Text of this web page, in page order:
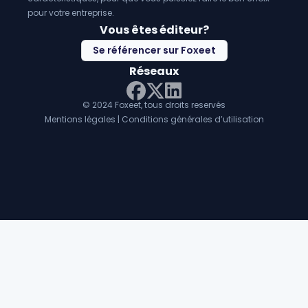
pour votre entreprise.
Vous êtes éditeur?
Se référencer sur Foxeet
Réseaux
Facebook
Twitter X
LinkedIn
© 2024 Foxeet, tous droits reservés
Mentions légales | Conditions générales d’utilisation